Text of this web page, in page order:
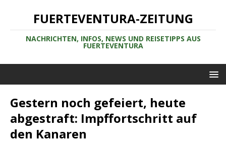
FUERTEVENTURA-ZEITUNG
NACHRICHTEN, INFOS, NEWS UND REISETIPPS AUS
FUERTEVENTURA
Gestern noch gefeiert, heute
abgestraft: Impffortschritt auf
den Kanaren